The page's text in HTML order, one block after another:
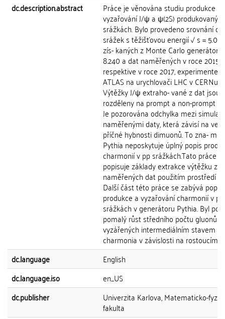
dc.description.abstract
Práce je věnována studiu produkce a
vyzařování J/ψ a ψ(2S)
srážkách. Bylo provedeno srovnání
srážek s těžišťovou energií √ s = 5.02
zís- kaných z Monte Carlo
8.240 a dat naměřených v roce 2015,
respektive v roce 2017, experimentem
ATLAS na urychlovači LHC v CERNu.
Výtěžky J/ψ extraho- vané z dat jsou
rozděleny na prompt a non-prompt
Je pozorována odchylka mezi
naměřenými daty, která závisí na
příčné hybnosti dimuonů. To zna-
Pythia neposkytuje úplný popis
charmonií v pp srážkách.Tato práce
popisuje základy extrakce výtěžku z
naměřených dat použitím prostředí
Další část této práce se zabývá
produkce a vyzařování charmonií v pp
srážkách v generátoru Pythia. Byl
pomalý růst středního počtu gluonů
vyzářených intermediálním stavem
charmonia v závislosti na rostoucím
dc.language
English
dc.language.iso
en_US
dc.publisher
Univerzita Karlova, Matematicko-
fakulta